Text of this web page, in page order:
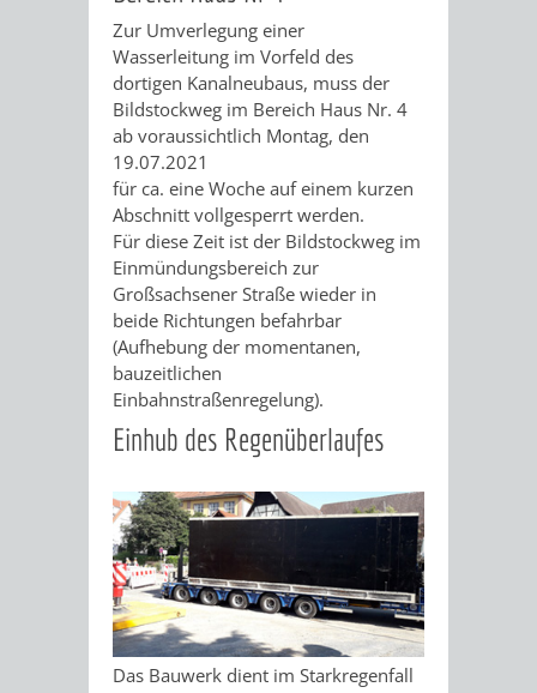
EUROPEAN
ENERGY
AWARD
KLIMASCHUTZ-
FÖRDERPROGRAMME
ENERGIEBERATUNG
STADTRADELN
ELEKTROMOBILITÄTSBERATUNG
KLIMAFITKOMMUNALE
WÄRMEPLANUNG
GEFÖRDERTE
KLIMASCHUTZMASSNAHMEN
KLIMASCHUTZKONZEPT
STÄDTISCHES
KLIMASCHUTZKOMMISSION
ENERGIEKARAWANE
GEWERBE
PLASTIKTÜTENFREIE
EVENTS
AKTION
GEGEN
SCHOTTERGÄRTEN
ÖKOLOGISCHE
SANIERUNG/WAIDSEE
ABFALL
&
ALTLASTEN
FAIRTRADE
KLEIDERTAUSCHBÖRSE
Zur Umverlegung einer
Wasserleitung im Vorfeld des
dortigen Kanalneubaus, muss der
Bildstockweg im Bereich Haus Nr. 4
ab voraussichtlich Montag, den
19.07.2021
für ca. eine Woche auf einem kurzen
Abschnitt vollgesperrt werden.
Für diese Zeit ist der Bildstockweg im
Einmündungsbereich zur
Großsachsener Straße wieder in
beide Richtungen befahrbar
(Aufhebung der momentanen,
bauzeitlichen
Einbahnstraßenregelung).
Einhub des Regenüberlaufes
Das Bauwerk dient im Starkregenfall